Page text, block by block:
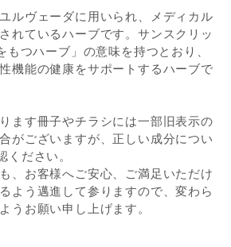
ルヴェーダに用いられ、メディカル
れているハーブです。サンスクリッ
もつハーブ」の意味を持つとおり、
機能の健康をサポートするハーブで
ます冊子やチラシには一部旧表示の
がございますが、正しい成分につい
ください。
、お客様へご安心、ご満足いただけ
よう邁進して参りますので、変わら
うお願い申し上げます。